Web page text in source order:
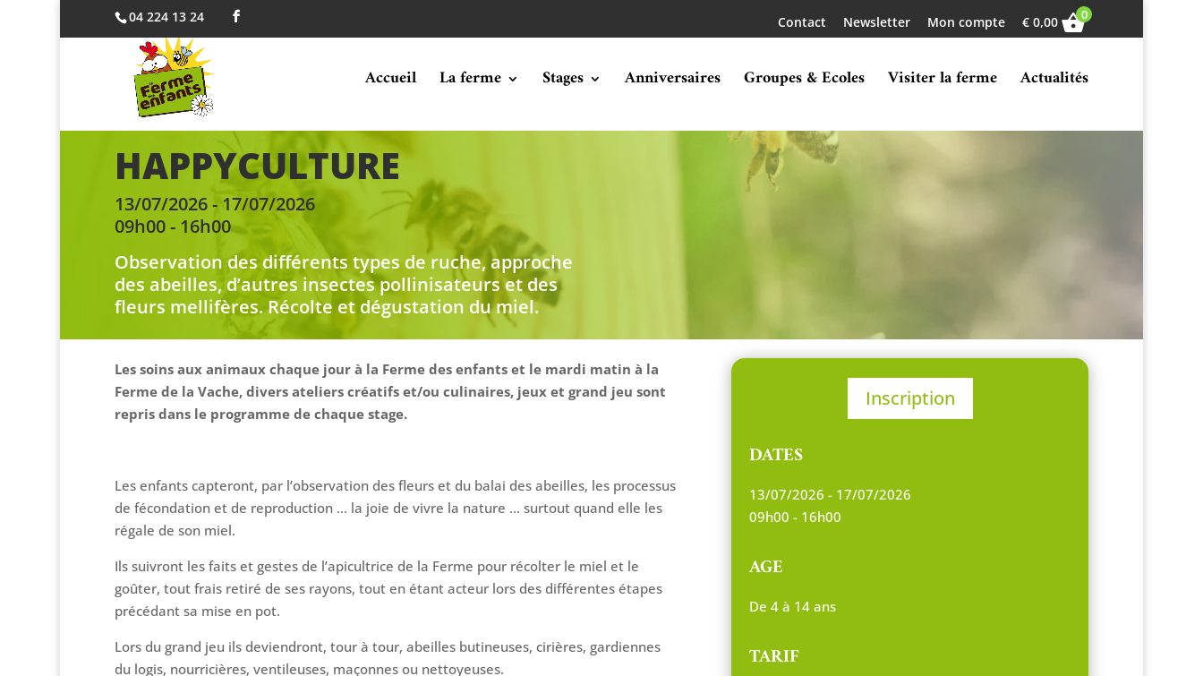
04 224 13 24 Contact Newsletter Mon compte € 0,00 0
Accueil La ferme Stages Anniversaires Groupes & Ecoles Visiter la ferme Actualités
HAPPYCULTURE
13/07/2026 - 17/07/2026
09h00 - 16h00
Observation des différents types de ruche, approche
des abeilles, d’autres insectes pollinisateurs et des
fleurs mellifères. Récolte et dégustation du miel.
Les soins aux animaux chaque jour à la Ferme des enfants et le mardi matin à la
Ferme de la Vache, divers ateliers créatifs et/ou culinaires, jeux et grand jeu sont
repris dans le programme de chaque stage.
Les enfants capteront, par l’observation des fleurs et du balai des abeilles, les processus
de fécondation et de reproduction … la joie de vivre la nature … surtout quand elle les
régale de son miel.
Ils suivront les faits et gestes de l’apicultrice de la Ferme pour récolter le miel et le
goûter, tout frais retiré de ses rayons, tout en étant acteur lors des différentes étapes
précédant sa mise en pot.
Lors du grand jeu ils deviendront, tour à tour, abeilles butineuses, cirières, gardiennes
du logis, nourricières, ventileuses, maçonnes ou nettoyeuses.
Inscription
DATES
13/07/2026 - 17/07/2026
09h00 - 16h00
AGE
De 4 à 14 ans
TARIF